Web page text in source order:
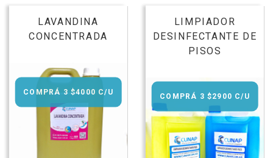
LAVANDINA
CONCENTRADA
COMPRÁ 3 $4000 C/U
LIMPIADOR
DESINFECTANTE DE
PISOS
COMPRÁ 3 $2900 C/U